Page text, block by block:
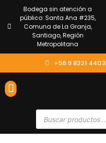
Bodega sin atención a
público: Santa Ana #235,
Comuna de La Granja,
Santiago, Región
Metropolitana
+56 9 8221 4403